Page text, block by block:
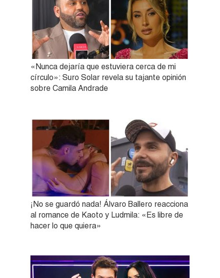
«Nunca dejaría que estuviera cerca de mi
círculo»: Suro Solar revela su tajante opinión
sobre Camila Andrade
¡No se guardó nada! Álvaro Ballero reacciona
al romance de Kaoto y Ludmila: «Es libre de
hacer lo que quiera»